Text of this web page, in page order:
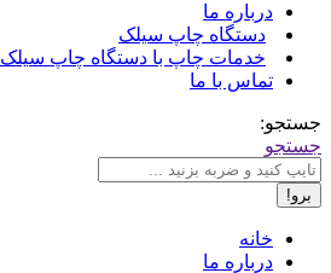
درباره ما
دستگاه چاپ سیلک
خدمات چاپ با دستگاه چاپ سیلک
تماس با ما
جستجو:
جستجو
خانه
درباره ما